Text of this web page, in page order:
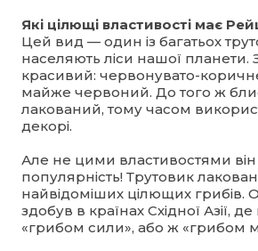
Які цілющі властивості має
Цей вид — один із багатьох
населяють ліси нашої планети.
красивий: червонувато-
майже червоний. До того ж
лакований, тому часом
декорі.
Але не цими властивостями
популярність! Трутовик
найвідоміших цілющих грибів.
здобув в країнах Східної Азії,
«грибом сили», або ж «грибом